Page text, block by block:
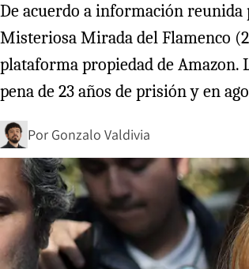
De acuerdo a información reunida
Misteriosa Mirada del Flamenco
plataforma propiedad de
pena de 23 años de prisión y en
Por Gonzalo Valdivia